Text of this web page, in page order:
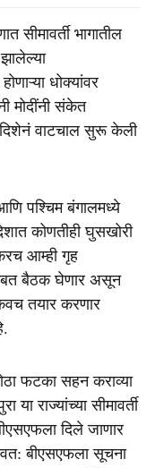
सीमावर्ती भागातील
धोक्यांवर
मोदींनी संकेत
दिशेनं वाटचाल सुरू केली
पश्चिम बंगालमध्ये
कोणतीही घुसखोरी
आम्ही गृह
बैठक घेणार असून
तयार करणार
फटका सहन कराव्या
राज्यांच्या सीमावर्ती
दिले जाणार
बीएसएफला सूचना